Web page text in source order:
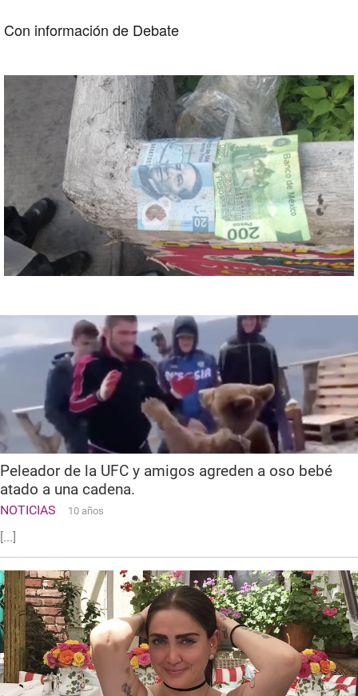
Con información de Debate
Peleador de la UFC y amigos agreden a oso bebé
atado a una cadena.
NOTICIAS 10 años
[...]